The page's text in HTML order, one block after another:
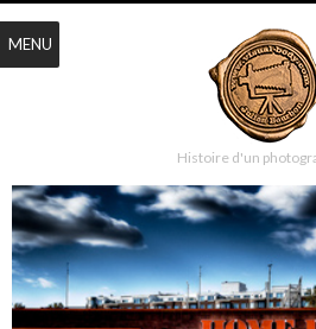
Histoire d'un
MENU